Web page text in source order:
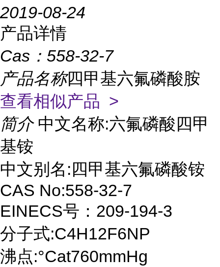
2019-08-24
产品详情
Cas： 558-32-7
产品名称四甲基六氟磷酸胺
查看相似产品 >
简介 中文名称:六氟磷酸四甲
基铵
中文别名:四甲基六氟磷酸铵
CAS No:558-32-7
EINECS号：209-194-3
分子式:C4H12F6NP
沸点:°Cat760mmHg